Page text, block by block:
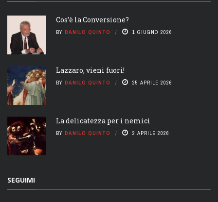
Cos’è la Conversione?
BY DANILO QUINTO 1 GIUGNO 2026
Lazzaro, vieni fuori!
BY DANILO QUINTO 25 APRILE 2026
La delicatezza per i nemici
BY DANILO QUINTO 2 APRILE 2026
SEGUIMI